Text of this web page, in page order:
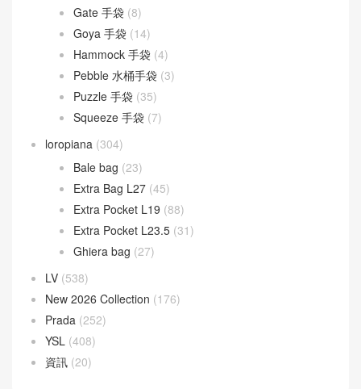
Sunshine(10)
Goyard(523)
Gucci (270)
LOEWE(349)
Cubi 斜挎包 (20)
Flamenco 手袋(23)
Gate 手袋
Goya 手袋(14)
Hammock 手袋(4)
Pebble 水桶手袋(3)
Puzzle 手袋(35)
Squeeze 手袋(7)
loropiana
Bale bag(23)
Extra Bag L27
Extra Pocket L19
Extra Pocket L23.5